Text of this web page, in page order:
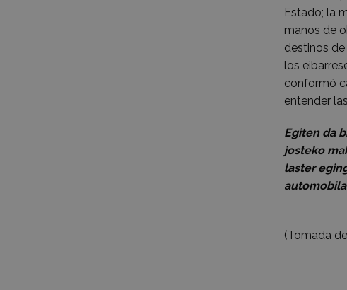
Estado; la
manos de
destinos
los
conformó
entender
Egiten da
josteko
laster
(Tomada